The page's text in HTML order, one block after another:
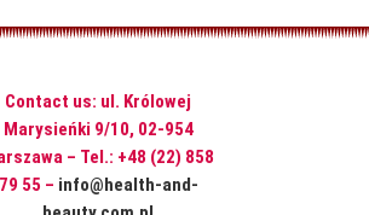
Contact us: ul. Królowej
Marysieńki 9/10, 02-954
– Tel.: +48 (22) 858
79 55 – info@health-and-